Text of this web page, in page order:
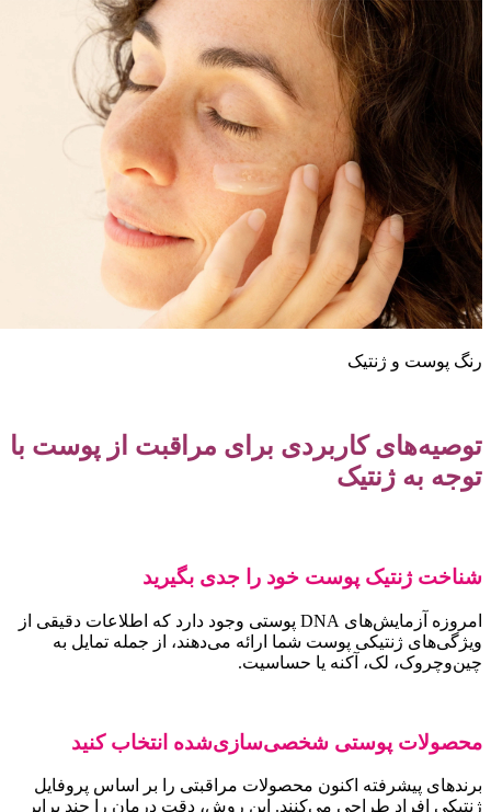
پوست و ژنتیک
کاربردی برای مراقبت از پوست با
به ژنتیک
ژنتیک پوست خود را جدی بگیرید
امروزه آزمایش‌های DNA پوستی وجود دارد که اطلاعات دقیقی از
ژنتیکی پوست شما ارائه می‌دهند، از جمله تمایل به
لک، آکنه یا حساسیت.
پوستی شخصی‌سازی‌شده انتخاب کنید
پیشرفته اکنون محصولات مراقبتی را بر اساس پروفایل
افراد طراحی می‌کنند. این روش، دقت درمان را چند برابر